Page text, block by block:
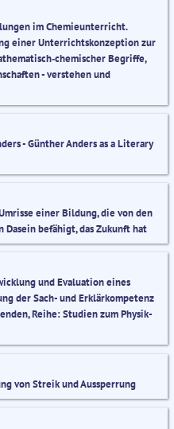
im Chemieunterricht.
einer Unterrichtskonzeption zur
Begriffe,
- verstehen und
- Günther Anders as a Literary
einer Bildung, die von den
Dasein befähigt, das Zukunft hat
und Evaluation eines
der Sach- und Erklärkompetenz
Reihe: Studien zum Physik-
von Streik und Aussperrung